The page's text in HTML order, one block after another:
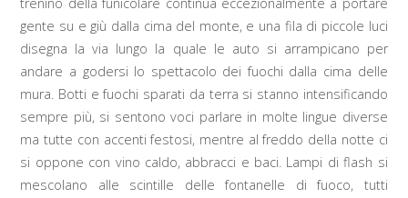
gente su e giù dalla cima del monte, e una fila di piccole luci
disegna la via lungo la quale le auto si arrampicano per
andare a godersi lo spettacolo dei fuochi dalla cima delle
mura. Botti e fuochi sparati da terra si stanno intensificando
sempre più, si sentono voci parlare in molte lingue diverse
ma tutte con accenti festosi, mentre al freddo della notte ci
si oppone con vino caldo, abbracci e baci. Lampi di flash si
mescolano alle scintille delle fontanelle di fuoco, tutti